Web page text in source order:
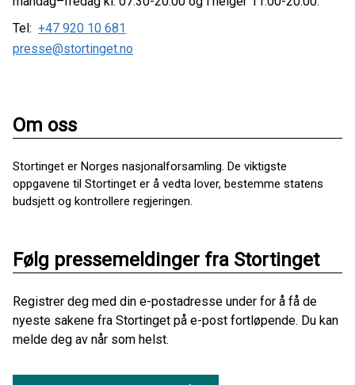
Tel: +47 920 10 681
presse@stortinget.no
Om oss
Stortinget er Norges nasjonalforsamling. De viktigste
oppgavene til Stortinget er å vedta lover, bestemme statens
budsjett og kontrollere regjeringen.
Følg pressemeldinger fra Stortinget
Registrer deg med din e-postadresse under for å få de
nyeste sakene fra Stortinget på e-post fortløpende. Du kan
melde deg av når som helst.